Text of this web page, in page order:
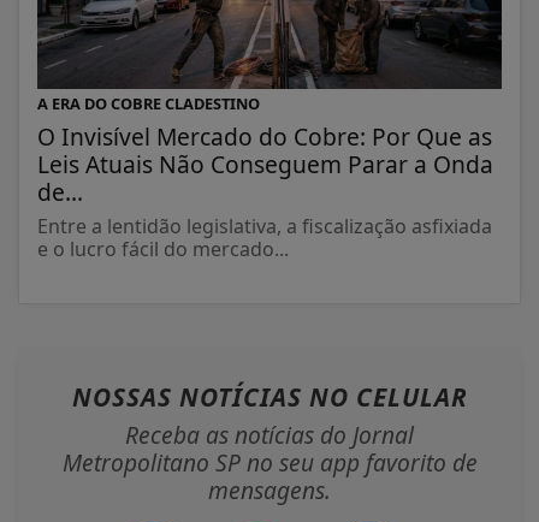
A ERA DO COBRE CLADESTINO
O Invisível Mercado do Cobre: Por Que as
Leis Atuais Não Conseguem Parar a Onda
de...
Entre a lentidão legislativa, a fiscalização asfixiada
e o lucro fácil do mercado...
NOSSAS NOTÍCIAS NO CELULAR
Receba as notícias do Jornal
Metropolitano SP no seu app favorito de
mensagens.